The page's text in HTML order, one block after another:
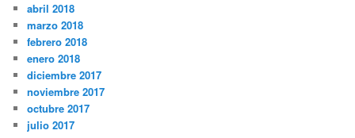
abril 2018
marzo 2018
febrero 2018
enero 2018
diciembre 2017
noviembre 2017
octubre 2017
julio 2017